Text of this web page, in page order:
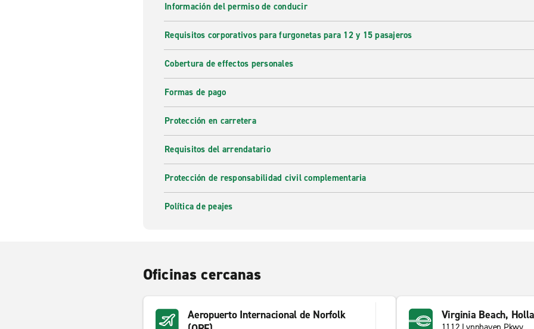
Información del permiso de conducir
Requisitos corporativos para furgonetas para 12 y 15 pasajeros
Cobertura de effectos personales
Formas de pago
Protección en carretera
Requisitos del arrendatario
Protección de responsabilidad civil complementaria
Política de peajes
Oficinas cercanas
Aeropuerto Internacional de Norfolk
Virginia Beach,